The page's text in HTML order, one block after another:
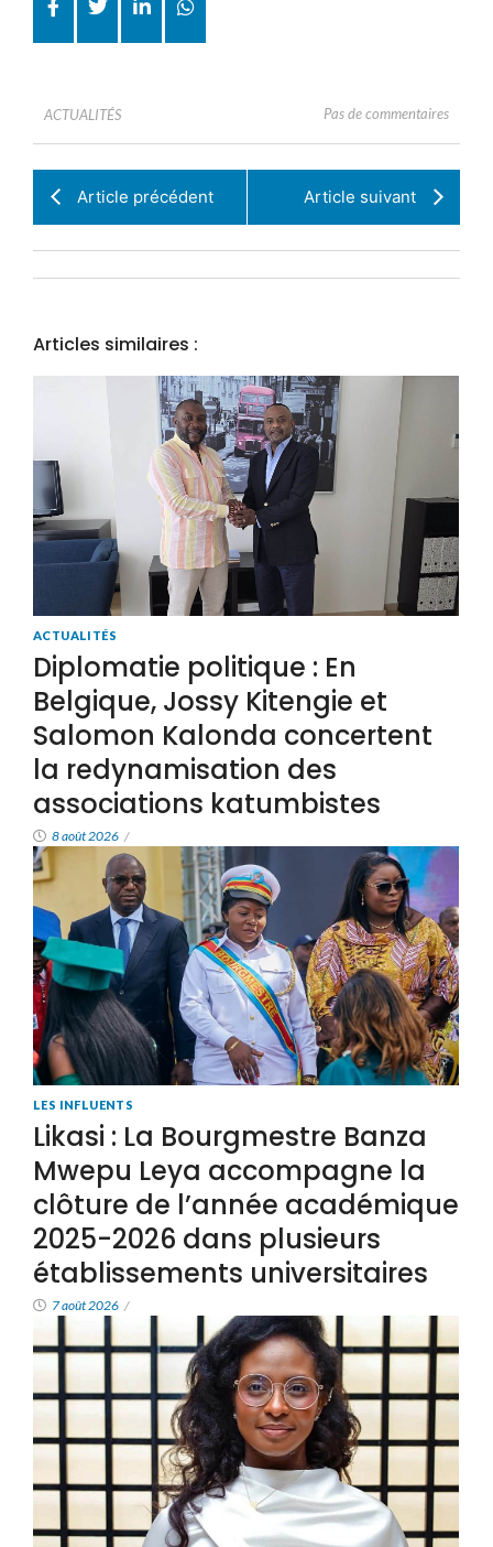
ACTUALITÉS Pas de commentaires
Article précédent Article suivant
Articles similaires :
ACTUALITÉS
Diplomatie politique : En
Belgique, Jossy Kitengie et
Salomon Kalonda concertent
la redynamisation des
associations katumbistes
8 août 2026 /
LES INFLUENTS
Likasi : La Bourgmestre Banza
Mwepu Leya accompagne la
clôture de l’année académique
2025-2026 dans plusieurs
établissements universitaires
7 août 2026 /